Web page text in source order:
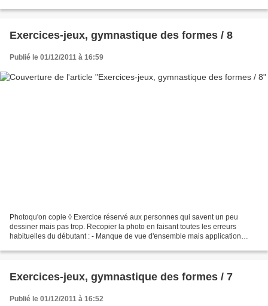
Exercices-jeux, gymnastique des formes / 8
Publié le 01/12/2011 à 16:59
Photoqu'on copie ◊ Exercice réservé aux personnes qui savent un peu
dessiner mais pas trop. Recopier la photo en faisant toutes les erreurs
habituelles du débutant : - Manque de vue d'ensemble mais application
Exercices-jeux, gymnastique des formes / 7
Publié le 01/12/2011 à 16:52